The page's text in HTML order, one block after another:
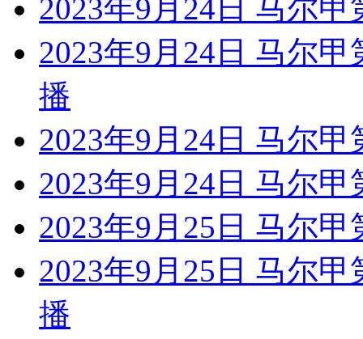
2023年9月24日 马尔
2023年9月24日 马尔
播
2023年9月24日 马尔
2023年9月24日 马尔
2023年9月25日 马尔
2023年9月25日 马尔
播